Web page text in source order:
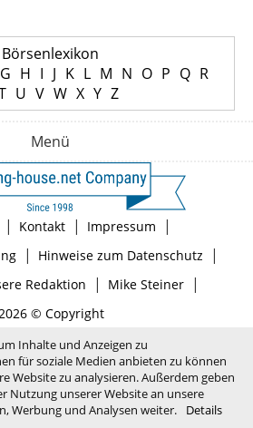
Börsenlexikon
G H I J K L M N O P Q R
U V W X Y Z
Menü
| Kontakt | Impressum |
| Hinweise zum Datenschutz |
Redaktion | Mike Steiner|
© Copyright
Inhalte und Anzeigen zu
für soziale Medien anbieten zu können
Website zu analysieren. Außerdem geben
Nutzung unserer Website an unsere
Werbung und Analysen weiter.
Details